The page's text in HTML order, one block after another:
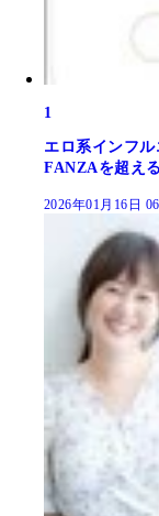
1
エロ系インフ
FANZAを超え
2026年01月16日